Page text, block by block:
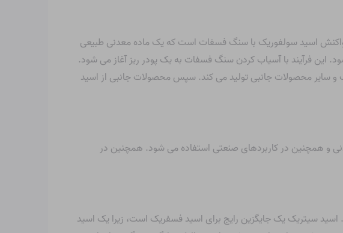
واکنش اسید سولفوریک با سنگ فسفات است که یک ماده معدنی طبیعی
فرآیند با آسیاب کردن سنگ فسفات به یک پودر ریز آغاز می شود.
محصولات جانبی تولید می کند. سپس محصولات جانبی از اسید
و همچنین در کاربردهای صنعتی استفاده می شود. همچنین در
اسید سیتریک یک جایگزین رایج برای اسید فسفریک است، زیرا یک اسید